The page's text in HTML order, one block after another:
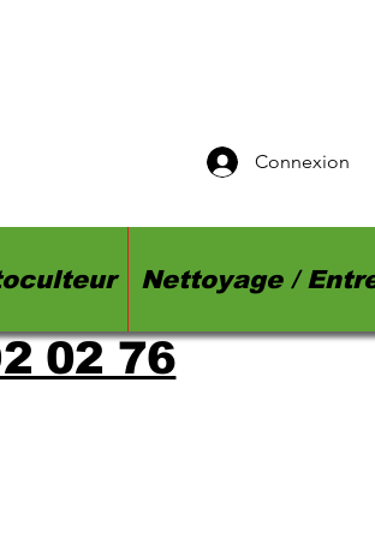
Connexion
Nettoyage /
02 76